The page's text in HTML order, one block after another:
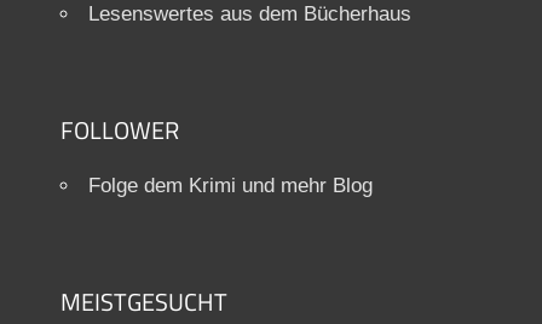
Lesenswertes aus dem Bücherhaus
FOLLOWER
Folge dem Krimi und mehr Blog
MEISTGESUCHT